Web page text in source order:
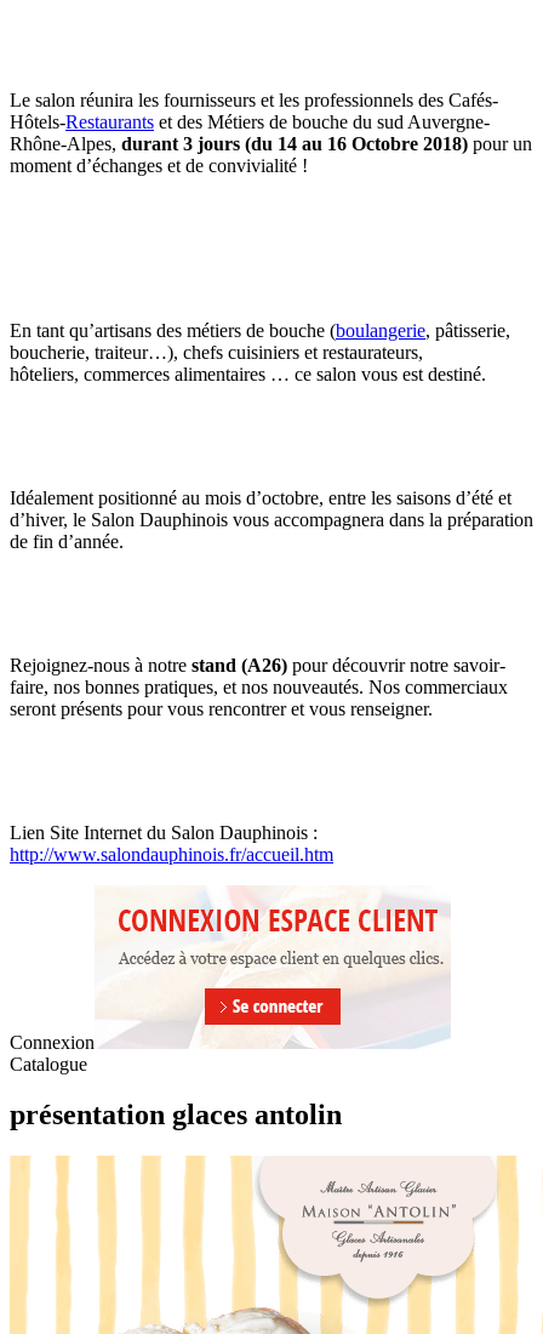
Le salon réunira les fournisseurs et les professionnels des Cafés-
Hôtels-Restaurants et des Métiers de bouche du sud Auvergne-
Rhône-Alpes, durant 3 jours (du 14 au 16 Octobre 2018) pour un
moment d’échanges et de convivialité !
En tant qu’artisans des métiers de bouche (boulangerie, pâtisserie,
boucherie, traiteur…), chefs cuisiniers et restaurateurs,
hôteliers, commerces alimentaires … ce salon vous est destiné.
Idéalement positionné au mois d’octobre, entre les saisons d’été et
d’hiver, le Salon Dauphinois vous accompagnera dans la préparation
de fin d’année.
Rejoignez-nous à notre stand (A26) pour découvrir notre savoir-
faire, nos bonnes pratiques, et nos nouveautés. Nos commerciaux
seront présents pour vous rencontrer et vous renseigner.
Lien Site Internet du Salon Dauphinois :
http://www.salondauphinois.fr/accueil.htm
Connexion
Catalogue
présentation glaces antolin